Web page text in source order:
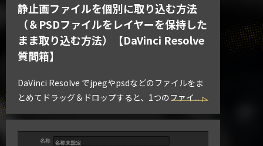
静止画ファイルを個別に取り込む方法
（＆PSDファイルをレイヤーを保持した
まま取り込む方法）【DaVinci Resolve
質問箱】
DaVinci Resolve でjpegやpsdなどのファイルをま
とめてドラッグ＆ドロップすると、1つのファイ...